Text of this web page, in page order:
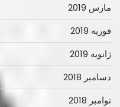
مارس 2019
فوریه 2019
ژانویه 2019
دسامبر 2018
نوامبر 2018